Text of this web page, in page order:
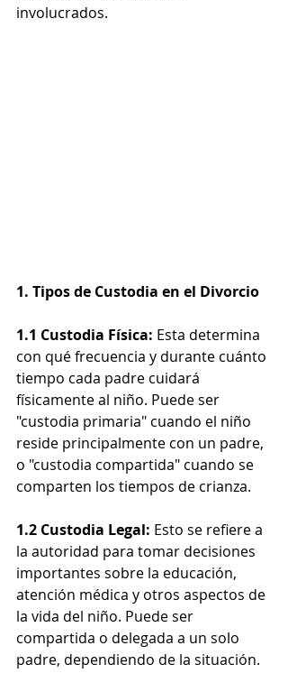
involucrados.
1. Tipos de Custodia en el Divorcio
1.1 Custodia Física: Esta determina
con qué frecuencia y durante cuánto
tiempo cada padre cuidará
físicamente al niño. Puede ser
"custodia primaria" cuando el niño
reside principalmente con un padre,
o "custodia compartida" cuando se
comparten los tiempos de crianza.
1.2 Custodia Legal: Esto se refiere a
la autoridad para tomar decisiones
importantes sobre la educación,
atención médica y otros aspectos de
la vida del niño. Puede ser
compartida o delegada a un solo
padre, dependiendo de la situación.